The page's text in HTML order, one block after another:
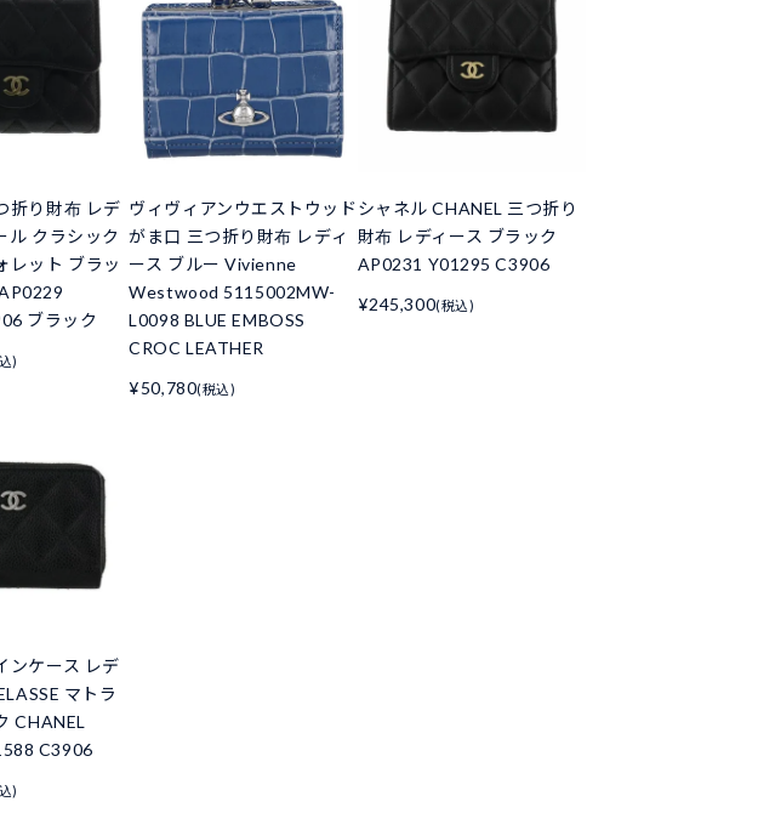
折り財布 レデ
ル クラシック
レット ブラッ
ブラック
)
ヴィヴィアンウエストウッド
がま口 三つ折り財布 レディ
ース ブルー Vivienne
Westwood 5115002MW-
L0098 BLUE EMBOSS
CROC LEATHER
¥50,780(税込)
シャネル CHANEL 三つ折り
財布 レディース ブラック
AP0231 Y01295 C3906
¥245,300(税込)
ンケース レデ
マトラ
CHANEL
C3906
)